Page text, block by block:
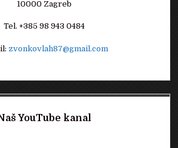
10000 Zagreb
Tel. +385 98 943 0484
zvonkovlah87@gmail.com
YouTube kanal